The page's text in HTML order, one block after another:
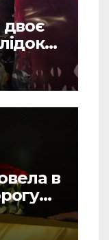
в